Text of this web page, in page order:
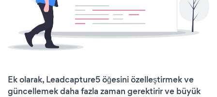
Ek olarak, Leadcapture5 öğesini özelleştirmek ve
güncellemek daha fazla zaman gerektirir ve büyük